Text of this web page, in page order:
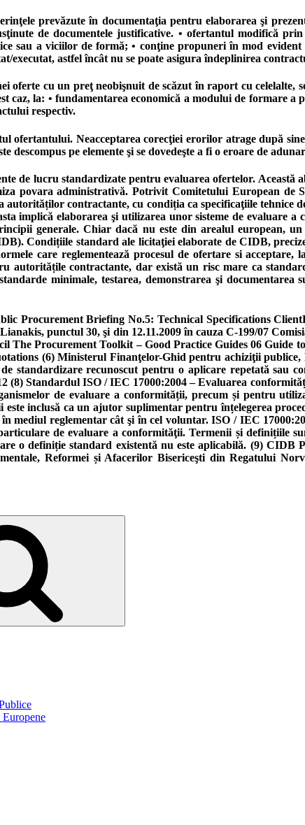
prevăzute în documentaţia pentru elaborarea şi
de documentele justificative. • ofertantul modifică
sau a viciilor de formă; • conţine propuneri în mod
executat, astfel încât nu se poate asigura îndeplinirea
oferte cu un preţ neobişnuit de scăzut în raport cu
caz, la: • fundamentarea economică a modului de formare
respectiv.
ofertantului. Neacceptarea corecţiei erorilor atrage după
descompus pe elemente şi se dovedeşte a fi o eroare de
de lucru standardizate pentru evaluarea ofertelor.
povara administrativă. Potrivit Comitetului European de
contractante, cu condiția ca specificaţiile tehnice
implică elaborarea şi utilizarea unor sisteme de
generale. Chiar dacă nu este din arealul european,
Condițiile standard ale licitaţiei elaborate de CIDB,
care reglementează procesul de ofertare si
autoritățile contractante, dar există un risc mare ca
minimale, testarea, demonstrarea şi
Procurement Briefing No.5: Technical Specifications
punctul 30, şi din 12.11.2009 în cauza C-199/07
The Procurement Toolkit – Good Practice Guides 06
(6) Ministerul Finanţelor-Ghid pentru achiziţii
standardizare recunoscut pentru o aplicare repetată sau
(8) Standardul ISO / IEC 17000:2004 – Evaluarea
de evaluare a conformității, precum și pentru
inclusă ca un ajutor suplimentar pentru înțelegerea
mediul reglementar cât şi în cel voluntar. ISO / IEC
de evaluare a conformităţii. Termenii și definițiile
o definiție standard existentă nu este aplicabilă. (9) CIDB
Reformei și Afacerilor Bisericeşti din Regatului